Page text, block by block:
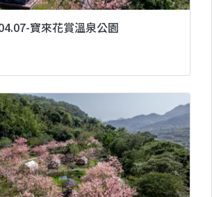
寶來花賞溫泉公園